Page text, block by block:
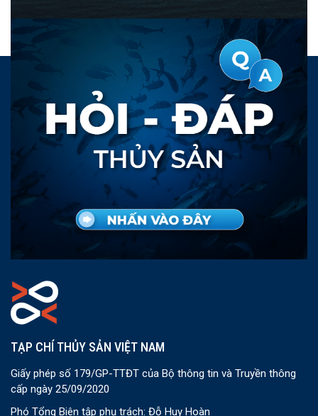
TẠP CHÍ THỦY SẢN VIỆT NAM
Giấy phép số 179/GP-TTĐT của Bộ thông tin và Truyền thông
cấp ngày 25/09/2020
Phó Tổng Biên tập phụ trách: Đỗ Huy Hoàn